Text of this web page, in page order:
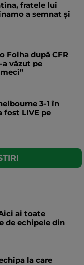
fratele lui
a semnat și
Folha după CFR
a văzut pe
3-1 în
fost LIVE pe
ai toate
de echipele din
la care